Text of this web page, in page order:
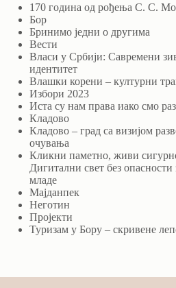
170 година од рођења С. С.
Бор
Бринимо једни о другима
Вести
Власи у Србији: Савремени
идентитет
Влашки корени – културни
Избори 2023
Иста су нам права иако смо
Кладово
Кладово – град са визијом
очувања
Кликни паметно, живи
Дигитални свет без опасности
младе
Мајданпек
Неготин
Пројекти
Туризам у Бору – скривене